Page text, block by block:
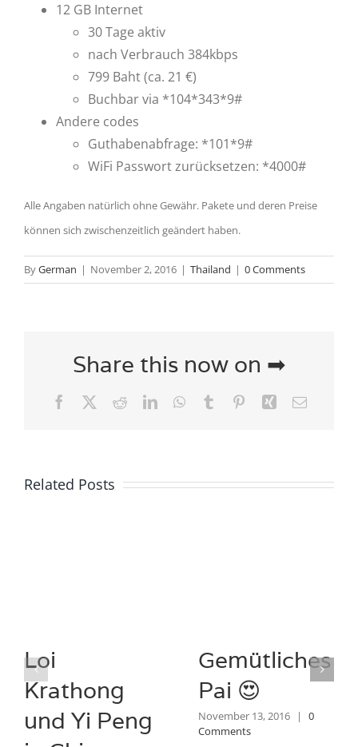
12 GB Internet
30 Tage aktiv
nach Verbrauch 384kbps
799 Baht (ca. 21 €)
Buchbar via *104*343*9#
Andere codes
Guthabenabfrage: *101*9#
WiFi Passwort zurücksetzen: *4000#
Alle Angaben natürlich ohne Gewähr. Pakete und deren Preise
können sich zwischenzeitlich geändert haben.
ByGerman | November 2, 2016 | Thailand | 0 Comments
Share this now on ➡
Facebook
X RedditLinkedInWhatsApp
TumblrPinterest
XingEmail
Related Posts
Loi
Krathong
und Yi Peng
Gemütliches
Pai 😍
November 13, 2016 |
0
Comments